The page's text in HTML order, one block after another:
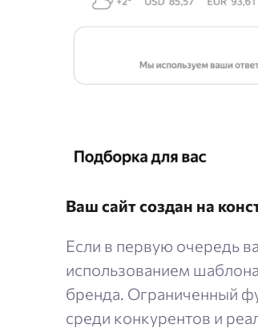
Ваш сайт создан на
Если в первую очередь
использованием
бренда. Ограниченный
среди конкурентов и